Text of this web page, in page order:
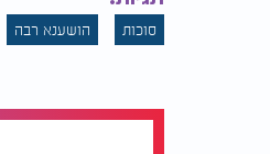
סוכות הושענא רבה